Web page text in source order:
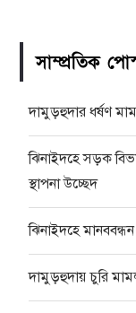
সাম্প্রতিক
দামুড়হুদার ধর্ষণ
ঝিনাইদহে সড়ক
স্থাপনা উচ্ছেদ
ঝিনাইদহে
দামুড়হুদায় চুরি